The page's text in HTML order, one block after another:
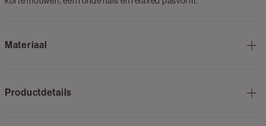
Materiaal
Productdetails